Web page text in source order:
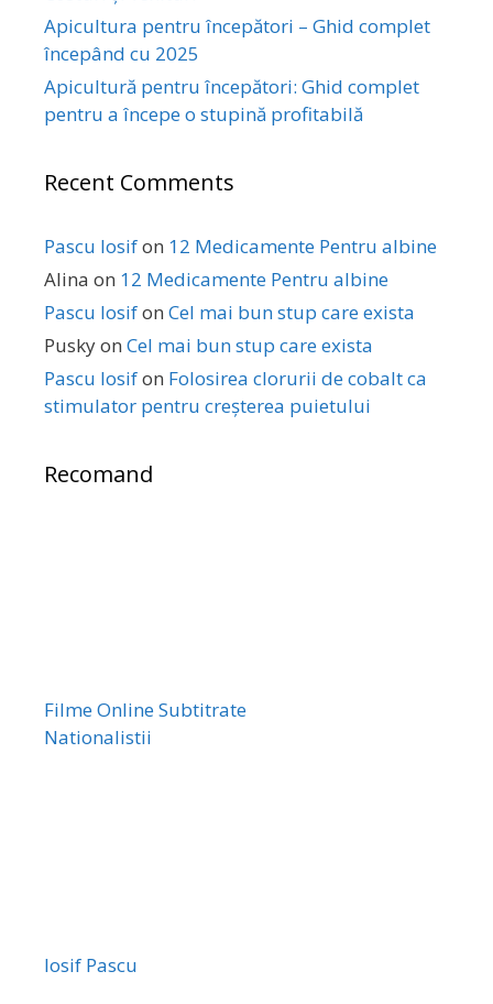
Apicultura pentru începători – Ghid complet
începând cu 2025
Apicultură pentru începători: Ghid complet
pentru a începe o stupină profitabilă
Recent Comments
Pascu Iosifon 12 Medicamente Pentru albine
Alina on 12 Medicamente Pentru albine
Pascu Iosifon Cel mai bun stup care exista
Puskyon Cel mai bun stup care exista
Pascu Iosifon Folosirea clorurii de cobalt ca
stimulator pentru creșterea puietului
Recomand
Filme Online Subtitrate
Nationalistii
Iosif Pascu